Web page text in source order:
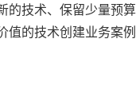
技术、保留少量预
的技术创建业务案例